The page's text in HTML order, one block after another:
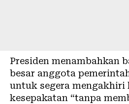
Presiden menambahkan
besar anggota
untuk segera mengakhiri
kesepakatan “tanpa